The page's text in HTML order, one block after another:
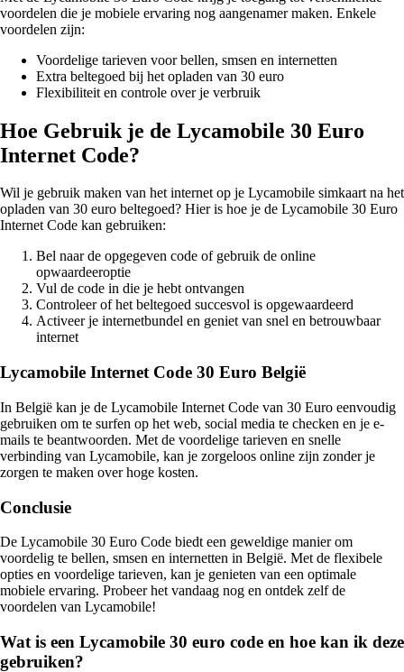
voordelen die je mobiele ervaring nog aangenamer maken. Enkele
voordelen zijn:
Voordelige tarieven voor bellen, smsen en internetten
Extra beltegoed bij het opladen van 30 euro
Flexibiliteit en controle over je verbruik
Hoe Gebruik je de Lycamobile 30 Euro
Internet Code?
Wil je gebruik maken van het internet op je Lycamobile simkaart na het
opladen van 30 euro beltegoed? Hier is hoe je de Lycamobile 30 Euro
Internet Code kan gebruiken:
Bel naar de opgegeven code of gebruik de online
opwaardeeroptie
Vul de code in die je hebt ontvangen
Controleer of het beltegoed succesvol is opgewaardeerd
Activeer je internetbundel en geniet van snel en betrouwbaar
internet
Lycamobile Internet Code 30 Euro België
In België kan je de Lycamobile Internet Code van 30 Euro eenvoudig
gebruiken om te surfen op het web, social media te checken en je e-
mails te beantwoorden. Met de voordelige tarieven en snelle
verbinding van Lycamobile, kan je zorgeloos online zijn zonder je
zorgen te maken over hoge kosten.
Conclusie
De Lycamobile 30 Euro Code biedt een geweldige manier om
voordelig te bellen, smsen en internetten in België. Met de flexibele
opties en voordelige tarieven, kan je genieten van een optimale
mobiele ervaring. Probeer het vandaag nog en ontdek zelf de
voordelen van Lycamobile!
Wat is een Lycamobile 30 euro code en hoe kan ik deze
gebruiken?